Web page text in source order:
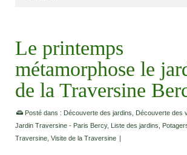
Le printemps
métamorphose le
de la Traversine
Posté dans : Découverte des jardins Découverte des
Jardin Traversine - Paris Bercy, Liste des jardins
Traversine Visite de la Traversine |